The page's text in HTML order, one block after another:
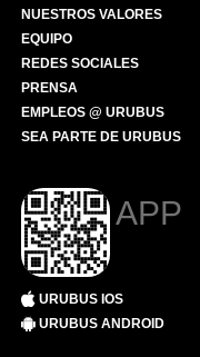
NUESTROS VALORES
EQUIPO
REDES SOCIALES
PRENSA
EMPLEOS @ URUBUS
SEA PARTE DE URUBUS
APP
URUBUS IOS
URUBUS ANDROID